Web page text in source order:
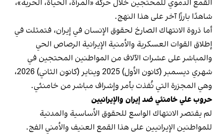
القمع الدموي للمحتجين خلال حركة «المرأة، الحياة، الحرية»،
شاهدًا بارزًا آخر على هذا النهج.
أما ذروة الانتهاك الصارخ لحقوق الإنسان في إيران، فتمثلت في
إطلاق القوات العسكرية والأمنية الإيرانية الرصاص الحي
والمباشر على عشرات الآلاف من المواطنين المحتجين في
شهري ديسمبر (كانون الأول) 2025 ويناير (كانون الثاني) 2026،
وهي المجزرة التي نُفذت بأمر وإشراف مباشر من خامنئي.
حروب علي خامنئي ضد إيران والإيرانيين
لم يقتصر الانتهاك الواسع للحقوق الأساسية والمدنية
للمواطنين الإيرانيين على هذا القمع العنيف والأمني الفج.